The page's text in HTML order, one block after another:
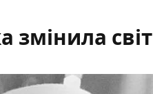
змінила світ